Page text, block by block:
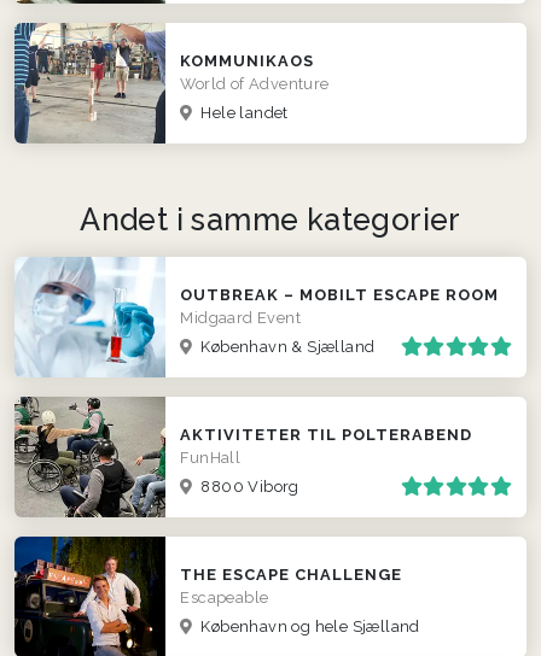
KOMMUNIKAOS
World of Adventure
Hele landet
Andet i samme kategorier
OUTBREAK – MOBILT ESCAPE ROOM
Midgaard Event
København & Sjælland
AKTIVITETER TIL POLTERABEND
FunHall
8800 Viborg
THE ESCAPE CHALLENGE
Escapeable
København og hele Sjælland